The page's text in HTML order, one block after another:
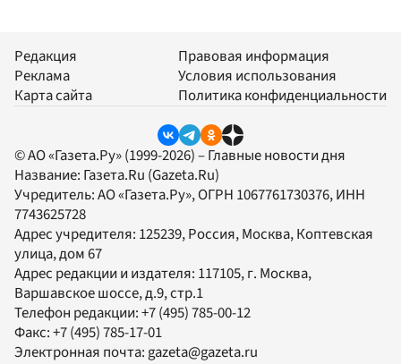
Редакция
Реклама
Карта сайта
Правовая информация
Условия использования
Политика конфиденциальности
© АО «Газета.Ру» (1999-2026) – Главные новости дня
Название: Газета.Ru (Gazeta.Ru)
Учредитель:АО «Газета.Ру», ОГРН 1067761730376, ИНН
7743625728
Адрес учредителя: 125239, Россия, Москва, Коптевская
улица, дом 67
Адрес редакции и издателя: 117105, г. Москва,
Варшавское шоссе, д.9, стр.1
Телефон редакции:+7 (495) 785-00-12
Факс:+7 (495) 785-17-01
Электронная почта: gazeta@gazeta.ru